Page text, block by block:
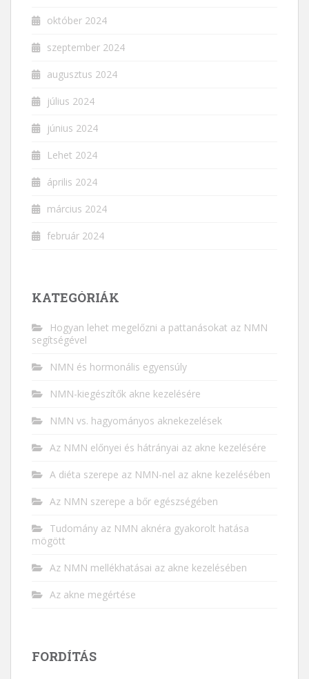
október 2024
szeptember 2024
augusztus 2024
július 2024
június 2024
Lehet 2024
április 2024
március 2024
február 2024
KATEGÓRIÁK
Hogyan lehet megelőzni a pattanásokat az NMN
segítségével
NMN és hormonális egyensúly
NMN-kiegészítők akne kezelésére
NMN vs. hagyományos aknekezelések
Az NMN előnyei és hátrányai az akne kezelésére
A diéta szerepe az NMN-nel az akne kezelésében
Az NMN szerepe a bőr egészségében
Tudomány az NMN aknéra gyakorolt ​​hatása
mögött
Az NMN mellékhatásai az akne kezelésében
Az akne megértése
FORDÍTÁS